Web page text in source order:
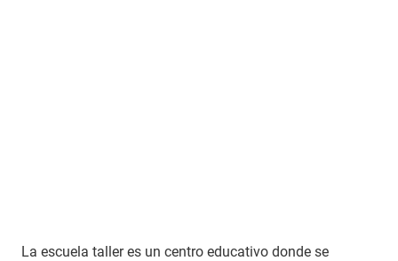
La escuela taller es un centro educativo donde se